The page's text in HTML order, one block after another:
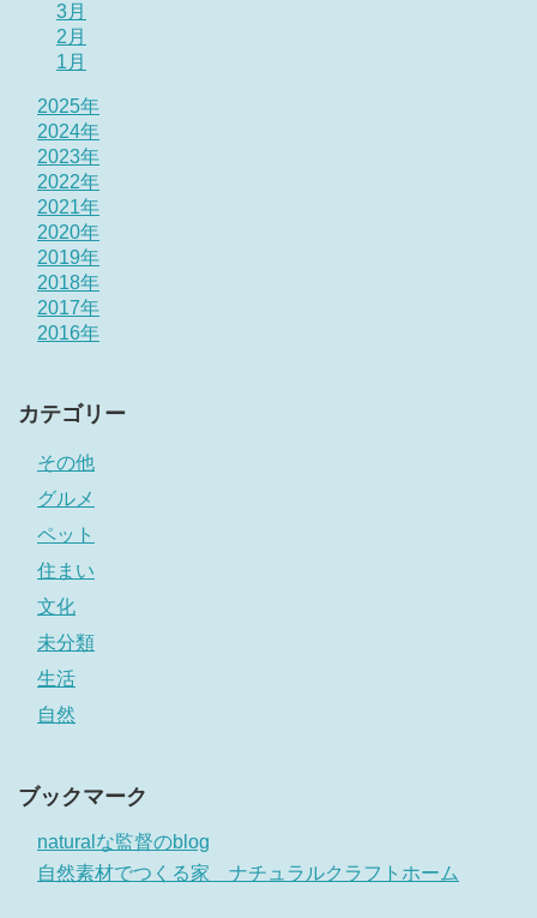
3月
2月
1月
2025年
2024年
2023年
2022年
2021年
2020年
2019年
2018年
2017年
2016年
カテゴリー
その他
グルメ
ペット
住まい
文化
未分類
生活
自然
ブックマーク
naturalな監督のblog
自然素材でつくる家 ナチュラルクラフトホーム